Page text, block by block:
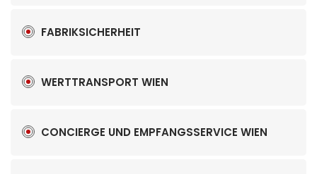
FABRIKSICHERHEIT
WERTTRANSPORT WIEN
CONCIERGE UND EMPFANGSSERVICE WIEN